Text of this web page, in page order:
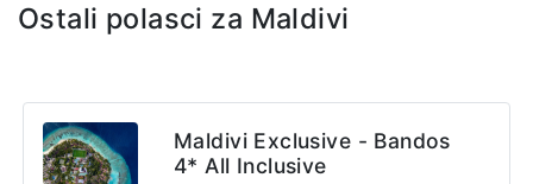
Sajt
Adresa
Ziyaaraiy Magu Road
Maafushi 08090
Ostali polasci za Maldivi
Maldivi Exclusive - Bandos
4* All Inclusive